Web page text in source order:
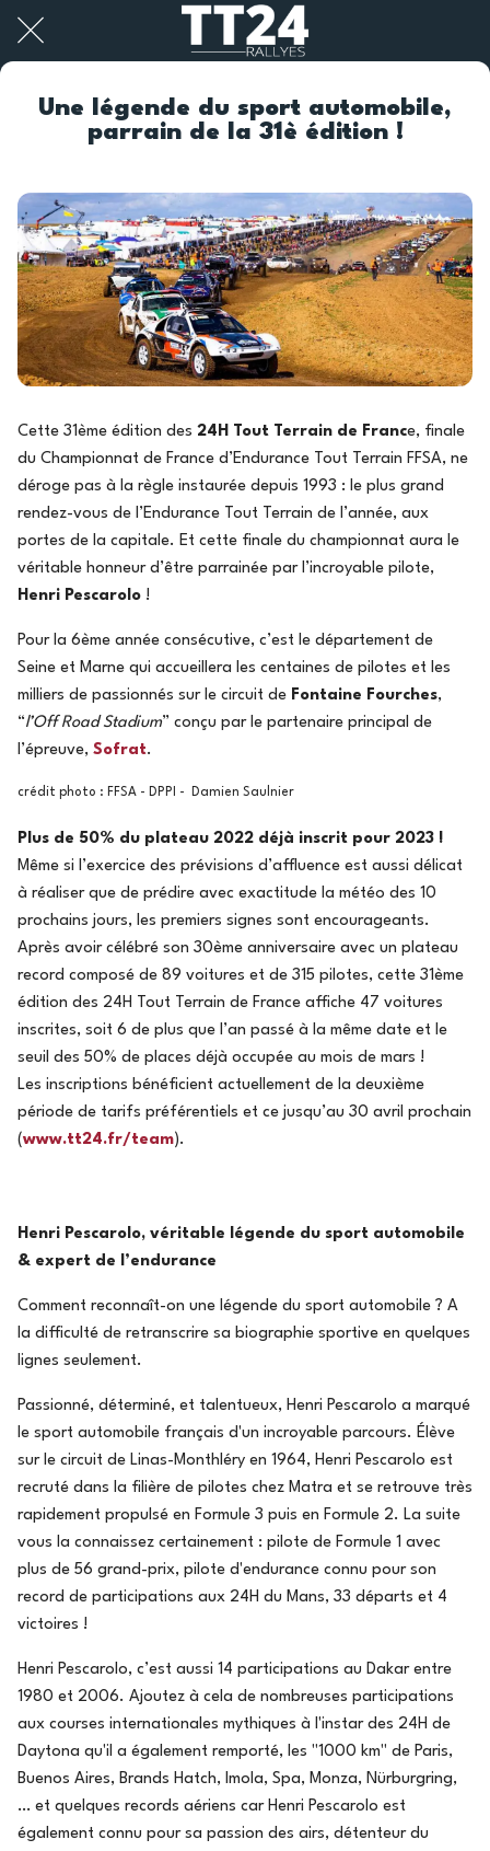
Une légende du sport automobile,
parrain de la 31è édition !
Cette 31ème édition des 24H Tout Terrain de France, finale
du Championnat de France d’Endurance Tout Terrain FFSA, ne
déroge pas à la règle instaurée depuis 1993 : le plus grand
rendez-vous de l’Endurance Tout Terrain de l’année, aux
portes de la capitale. Et cette finale du championnat aura le
véritable honneur d’être parrainée par l’incroyable pilote,
Henri Pescarolo !
Pour la 6ème année consécutive, c’est le département de
Seine et Marne qui accueillera les centaines de pilotes et les
milliers de passionnés sur le circuit de Fontaine Fourches,
“l’Off Road Stadium” conçu par le partenaire principal de
l’épreuve, Sofrat.
crédit photo : FFSA - DPPI - Damien Saulnier
Plus de 50% du plateau 2022 déjà inscrit pour 2023 !
Même si l’exercice des prévisions d’affluence est aussi délicat
à réaliser que de prédire avec exactitude la météo des 10
prochains jours, les premiers signes sont encourageants.
Après avoir célébré son 30ème anniversaire avec un plateau
record composé de 89 voitures et de 315 pilotes, cette 31ème
édition des 24H Tout Terrain de France affiche 47 voitures
inscrites, soit 6 de plus que l’an passé à la même date et le
seuil des 50% de places déjà occupée au mois de mars !
Les inscriptions bénéficient actuellement de la deuxième
période de tarifs préférentiels et ce jusqu’au 30 avril prochain
(www.tt24.fr/team).
Henri Pescarolo, véritable légende du sport automobile
& expert de l’endurance
Comment reconnaît-on une légende du sport automobile ? A
la difficulté de retranscrire sa biographie sportive en quelques
lignes seulement.
Passionné, déterminé, et talentueux, Henri Pescarolo a marqué
le sport automobile français d'un incroyable parcours. Élève
sur le circuit de Linas-Monthléry en 1964, Henri Pescarolo est
recruté dans la filière de pilotes chez Matra et se retrouve très
rapidement propulsé en Formule 3 puis en Formule 2. La suite
vous la connaissez certainement : pilote de Formule 1 avec
plus de 56 grand-prix, pilote d'endurance connu pour son
record de participations aux 24H du Mans, 33 départs et 4
victoires !
Henri Pescarolo, c’est aussi 14 participations au Dakar entre
1980 et 2006. Ajoutez à cela de nombreuses participations
aux courses internationales mythiques à l'instar des 24H de
Daytona qu'il a également remporté, les "1000 km" de Paris,
Buenos Aires, Brands Hatch, Imola, Spa, Monza, Nürburgring,
… et quelques records aériens car Henri Pescarolo est
également connu pour sa passion des airs, détenteur du